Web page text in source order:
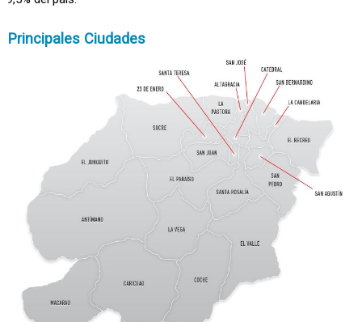
Principales Ciudades